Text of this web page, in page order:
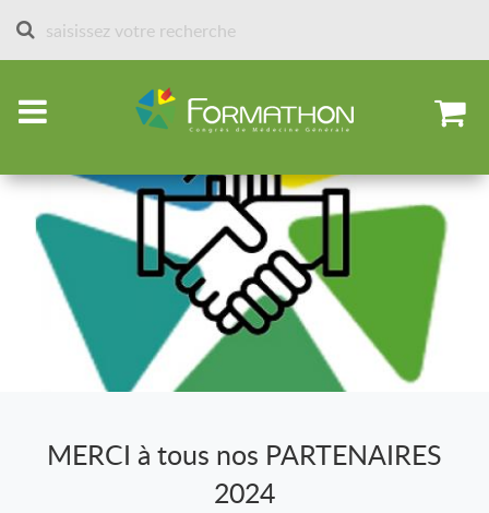
Accueil Partenaires et stands depuis 2013
MERCI à tous nos PARTENAIRES
2024